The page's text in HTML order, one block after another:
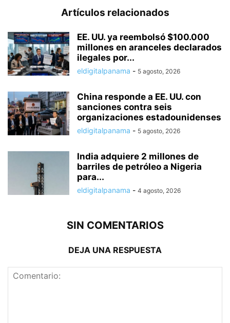
Artículos relacionados
EE. UU. ya reembolsó $100.000
millones en aranceles declarados
ilegales por...
eldigitalpanama - 5 agosto, 2026
China responde a EE. UU. con
sanciones contra seis
organizaciones estadounidenses
eldigitalpanama - 5 agosto, 2026
India adquiere 2 millones de
barriles de petróleo a Nigeria
para...
eldigitalpanama - 4 agosto, 2026
SIN COMENTARIOS
DEJA UNA RESPUESTA